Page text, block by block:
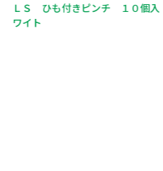
ＬＳ ひも付きピンチ １０個入 ホ
ワイト